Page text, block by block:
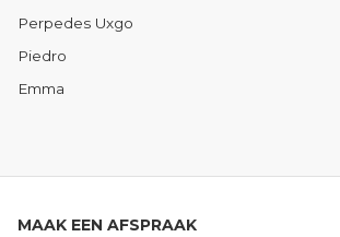
Perpedes Uxgo
Piedro
Emma
MAAK EEN AFSPRAAK